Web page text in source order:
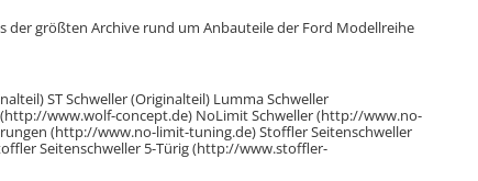
der größten Archive rund um Anbauteile der Ford Modellreihe
ST Schweller (Originalteil) Lumma Schweller
www.wolf-concept.de) NoLimit Schweller (http://www.no-
(http://www.no-limit-tuning.de) Stoffler Seitenschweller
Seitenschweller 5-Türig (http://www.stoffler-